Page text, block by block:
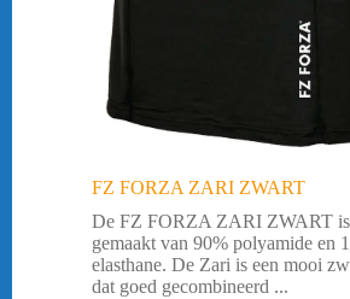
FZ FORZA ZARI ZWART
De FZ FORZA ZARI ZWART is
gemaakt van 90% polyamide en
elasthane. De Zari is een mooi
dat goed gecombineerd ...